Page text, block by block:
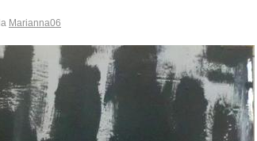
Marianna06